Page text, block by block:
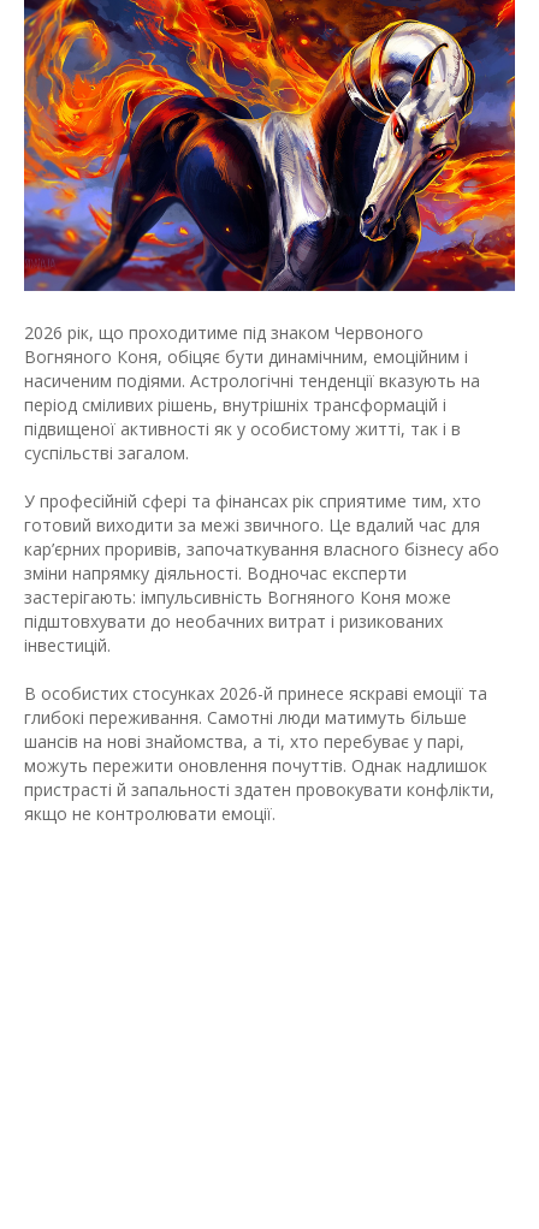
2026 рік, що проходитиме під знаком Червоного
Вогняного Коня, обіцяє бути динамічним, емоційним і
насиченим подіями. Астрологічні тенденції вказують на
період сміливих рішень, внутрішніх трансформацій і
підвищеної активності як у особистому житті, так і в
суспільстві загалом.
У професійній сфері та фінансах рік сприятиме тим, хто
готовий виходити за межі звичного. Це вдалий час для
кар’єрних проривів, започаткування власного бізнесу або
зміни напрямку діяльності. Водночас експерти
застерігають: імпульсивність Вогняного Коня може
підштовхувати до необачних витрат і ризикованих
інвестицій.
В особистих стосунках 2026-й принесе яскраві емоції та
глибокі переживання. Самотні люди матимуть більше
шансів на нові знайомства, а ті, хто перебуває у парі,
можуть пережити оновлення почуттів. Однак надлишок
пристрасті й запальності здатен провокувати конфлікти,
якщо не контролювати емоції.